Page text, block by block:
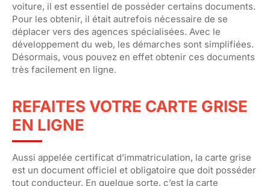
voiture, il est essentiel de posséder certains documents.
Pour les obtenir, il était autrefois nécessaire de se
déplacer vers des agences spécialisées. Avec le
développement du web, les démarches sont simplifiées.
Désormais, vous pouvez en effet obtenir ces documents
très facilement en ligne.
REFAITES VOTRE CARTE GRISE
EN LIGNE
Aussi appelée certificat d’immatriculation, la carte grise
est un document officiel et obligatoire que doit posséder
tout conducteur. En quelque sorte, c’est la carte